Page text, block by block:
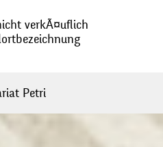
verkÃ¤uflich
Petri